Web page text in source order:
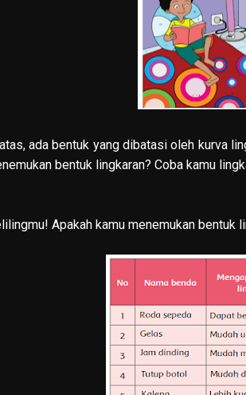
ada bentuk yang dibatasi oleh kurva
bentuk lingkaran? Coba kamu
Apakah kamu menemukan